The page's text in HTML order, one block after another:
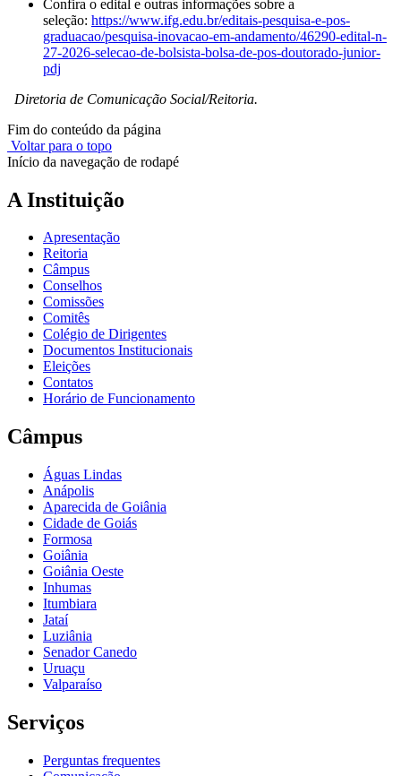
Confira o edital e outras informações sobre a
seleção: https://www.ifg.edu.br/editais-pesquisa-e-pos-
graduacao/pesquisa-inovacao-em-andamento/46290-edital-n-
27-2026-selecao-de-bolsista-bolsa-de-pos-doutorado-junior-
pdj
Diretoria de Comunicação Social/Reitoria.
Fim do conteúdo da página
Voltar para o topo
Início da navegação de rodapé
A Instituição
Apresentação
Reitoria
Câmpus
Conselhos
Comissões
Comitês
Colégio de Dirigentes
Documentos Institucionais
Eleições
Contatos
Horário de Funcionamento
Câmpus
Águas Lindas
Anápolis
Aparecida de Goiânia
Cidade de Goiás
Formosa
Goiânia
Goiânia Oeste
Inhumas
Itumbiara
Jataí
Luziânia
Senador Canedo
Uruaçu
Valparaíso
Serviços
Perguntas frequentes